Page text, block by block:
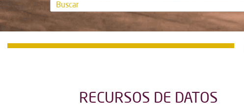
RECURSOS DE DATOS